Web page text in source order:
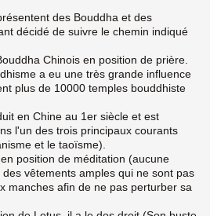
des Bouddha et des
décidé de suivre le chemin indiqué
Chinois en position de prière.
a eu une très grande influence
plus de 10000 temples bouddhiste
en Chine au 1er siècle et est
l'un des trois principaux courants
et le taoïsme).
position de méditation (aucune
vêtements amples qui ne sont pas
manches afin de ne pas perturber sa